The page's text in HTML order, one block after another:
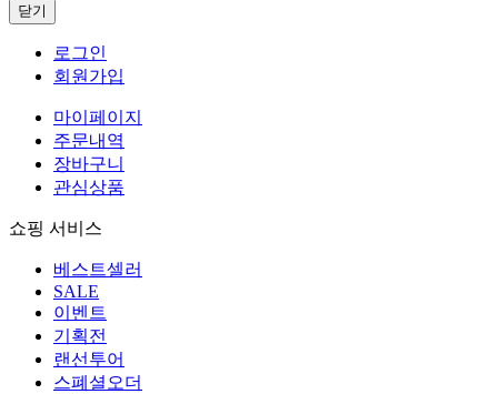
닫기
로그인
회원가입
마이페이지
주문내역
장바구니
관심상품
쇼핑 서비스
베스트셀러
SALE
이벤트
기획전
랜선투어
스폐셜오더